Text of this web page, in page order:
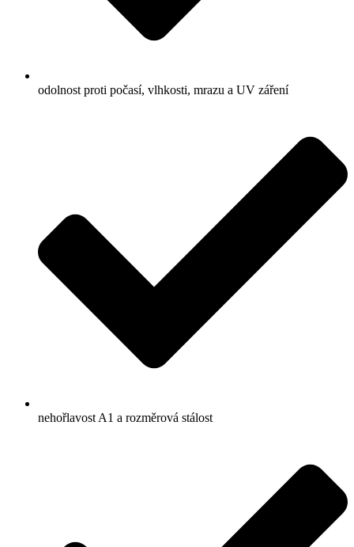
odolnost proti počasí, vlhkosti, mrazu a UV záření
nehořlavost A1 a rozměrová stálost